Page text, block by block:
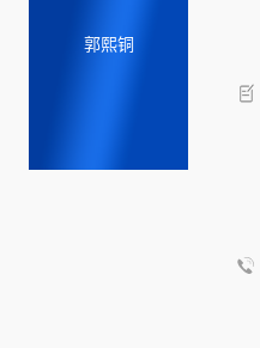
郭熙铜